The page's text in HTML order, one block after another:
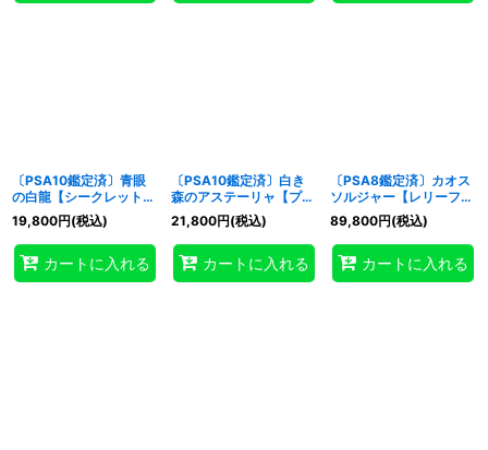
〔PSA10鑑定済〕青眼
の白龍【シークレット】
{QCCP-JP001}《モン
スター》
19,800円(税込)
カートに入れる
〔PSA10鑑定済〕白き
森のアステーリャ【プリ
ズマティックシークレッ
ト】{LPST-JP018}《モ
ンスター》
21,800円(税込)
カートに入れる
〔PSA8鑑定済〕カオス
ソルジャー【レリーフ】
{304-054}《儀式》
89,800円(税込)
カートに入れる